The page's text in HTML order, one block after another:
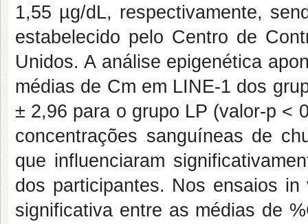
1,55 µg/dL, respectivamente,
estabelecido pelo Centro de
Unidos. A análise epigenética
médias de Cm em LINE-1 dos
± 2,96 para o grupo LP (valor-p <
concentrações sanguíneas de
que influenciaram
dos participantes. Nos ensaios
significativa entre as médias de